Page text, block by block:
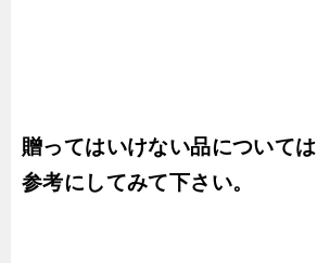
贈ってはいけない品について
参考にしてみて下さい。